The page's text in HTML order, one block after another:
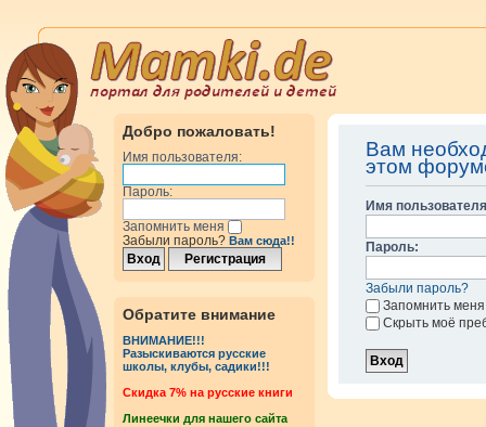
Добро пожаловать!
Имя пользователя:
Пароль:
Запомнить меня
Забыли пароль? Вам сюда!!
Обратите внимание
ВНИМАНИЕ!!!
Разыскиваются русские
школы, клубы, садики!!!
Cкидка 7% на русские книги
Линеечки для нашего сайта
Вам
этом
Имя
Пароль:
Забыли пароль?
Запомнить меня
Скрыть моё